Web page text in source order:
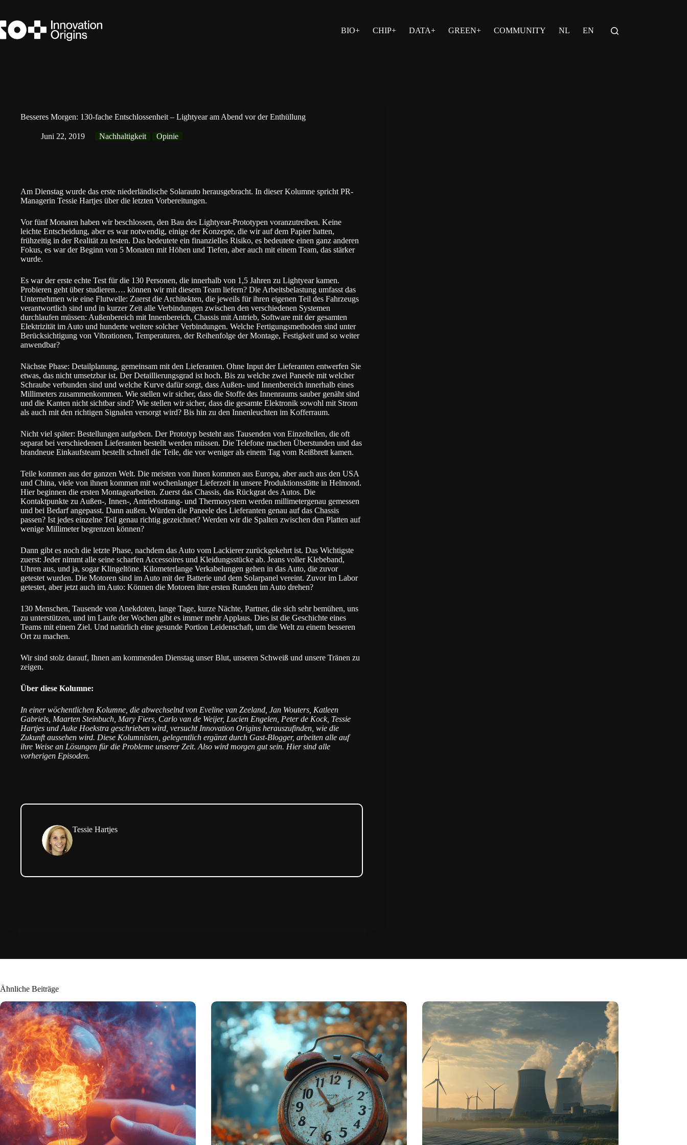
springen
BIO+
CHIP+ DATA+ GREEN+ COMMUNITY NL EN
Besseres Morgen: 130-fache Entschlossenheit – Lightyear am Abend vor der Enthüllung
Juni 22, 2019 Nachhaltigkeit Opinie
Am Dienstag wurde das erste niederländische Solarauto herausgebracht. In dieser Kolumne spricht PR-
Managerin Tessie Hartjes über die letzten Vorbereitungen.
Vor fünf Monaten haben wir beschlossen, den Bau des Lightyear-Prototypen voranzutreiben. Keine
leichte Entscheidung, aber es war notwendig, einige der Konzepte, die wir auf dem Papier hatten,
frühzeitig in der Realität zu testen. Das bedeutete ein finanzielles Risiko, es bedeutete einen ganz anderen
Fokus, es war der Beginn von 5 Monaten mit Höhen und Tiefen, aber auch mit einem Team, das stärker
wurde.
Es war der erste echte Test für die 130 Personen, die innerhalb von 1,5 Jahren zu Lightyearkamen.
Probieren geht über studieren…. können wir mit diesem Team liefern? Die Arbeitsbelastung umfasst das
Unternehmen wie eine Flutwelle: Zuerst die Architekten, die jeweils für ihren eigenen Teil des Fahrzeugs
verantwortlich sind und in kurzer Zeit alle Verbindungen zwischen den verschiedenen Systemen
durchlaufen müssen: Außenbereich mit Innenbereich, Chassis mit Antrieb, Software mit der gesamten
Elektrizität im Auto und hunderte weitere solcher Verbindungen. Welche Fertigungsmethoden sind unter
Berücksichtigung von Vibrationen, Temperaturen, der Reihenfolge der Montage, Festigkeit und so weiter
anwendbar?
Nächste Phase: Detailplanung, gemeinsam mit den Lieferanten. Ohne Input der Lieferanten entwerfen Sie
etwas, das nicht umsetzbar ist. Der Detaillierungsgrad ist hoch. Bis zu welche zwei Paneele mit welcher
Schraube verbunden sind und welche Kurve dafür sorgt, dass Außen- und Innenbereich innerhalb eines
Millimeters zusammenkommen. Wie stellen wir sicher, dass die Stoffe des Innenraums sauber genäht sind
und die Kanten nicht sichtbar sind? Wie stellen wir sicher, dass die gesamte Elektronik sowohl mit Strom
als auch mit den richtigen Signalen versorgt wird? Bis hin zu den Innenleuchten im Kofferraum.
Nicht viel später: Bestellungen aufgeben. Der Prototyp besteht aus Tausenden von Einzelteilen, die oft
separat bei verschiedenen Lieferanten bestellt werden müssen. Die Telefone machen Überstunden und das
brandneue Einkaufsteam bestellt schnell die Teile, die vor weniger als einem Tag vom Reißbrett kamen.
Teile kommen aus der ganzen Welt. Die meisten von ihnen kommen aus Europa, aber auch aus den USA
und China, viele von ihnen kommen mit wochenlanger Lieferzeit in unsere Produktionsstätte in Helmond.
Hier beginnen die ersten Montagearbeiten. Zuerst das Chassis, das Rückgrat des Autos. Die
Kontaktpunkte zu Außen-, Innen-, Antriebsstrang- und Thermosystem werden millimetergenau gemessen
und bei Bedarf angepasst. Dann außen. Würden die Paneele des Lieferanten genau auf das Chassis
passen? Ist jedes einzelne Teil genau richtig gezeichnet? Werden wir die Spalten zwischen den Platten auf
wenige Millimeter begrenzen können?
Dann gibt es noch die letzte Phase, nachdem das Auto vom Lackierer zurückgekehrt ist. Das Wichtigste
zuerst: Jeder nimmt alle seine scharfen Accessoires und Kleidungsstücke ab. Jeans voller Klebeband,
Uhren aus, und ja, sogar Klingeltöne. Kilometerlange Verkabelungen gehen in das Auto, die zuvor
getestet wurden. Die Motoren sind im Auto mit der Batterie und dem Solarpanel vereint. Zuvor im Labor
getestet, aber jetzt auch im Auto: Können die Motoren ihre ersten Runden im Auto drehen?
130 Menschen, Tausende von Anekdoten, lange Tage, kurze Nächte, Partner, die sich sehr bemühen, uns
zu unterstützen, und im Laufe der Wochen gibt es immer mehr Applaus. Dies ist die Geschichte eines
Teams mit einem Ziel. Und natürlich eine gesunde Portion Leidenschaft, um die Welt zu einem besseren
Ort zu machen.
Wir sind stolz darauf, Ihnen am kommenden Dienstag unser Blut, unseren Schweiß und unsere Tränen zu
zeigen.
Über diese Kolumne:
In einer wöchentlichen Kolumne, die abwechselnd von Eveline van Zeeland, Jan Wouters, Katleen
Gabriels, Maarten Steinbuch, Mary Fiers, Carlo van de Weijer, Lucien Engelen, Peter de Kock, Tessie
Hartjes und Auke Hoekstra geschrieben wird, versucht Innovation Origins herauszufinden, wie die
Zukunft aussehen wird. Diese Kolumnisten, gelegentlich ergänzt durch Gast-Blogger, arbeiten alle auf
ihre Weise an Lösungen für die Probleme unserer Zeit. Also wird morgen gut sein. Hier sind alle
vorherigen Episoden.
Tessie Hartjes
Ähnliche Beiträge